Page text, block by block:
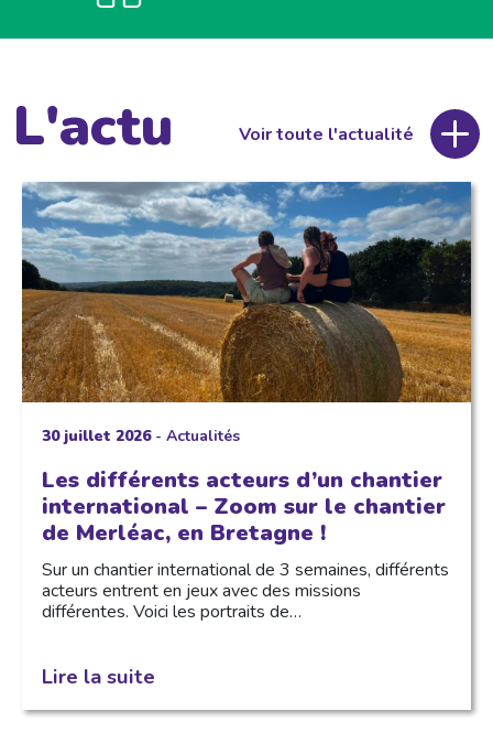
L'actu Voir toute l'actualité
30 juillet 2026- Actualités
Les différents acteurs d’un chantier
international – Zoom sur le chantier
de Merléac, en Bretagne !
Sur un chantier international de 3 semaines, différents
acteurs entrent en jeux avec des missions
différentes. Voici les portraits de…
Lire la suite